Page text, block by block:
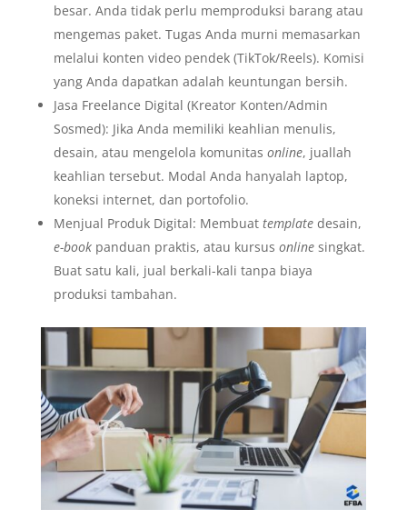
besar. Anda tidak perlu memproduksi barang atau
mengemas paket. Tugas Anda murni memasarkan
melalui konten video pendek (TikTok/Reels). Komisi
yang Anda dapatkan adalah keuntungan bersih.
Jasa Freelance Digital (Kreator Konten/Admin
Sosmed): Jika Anda memiliki keahlian menulis,
desain, atau mengelola komunitas online, juallah
keahlian tersebut. Modal Anda hanyalah laptop,
koneksi internet, dan portofolio.
Menjual Produk Digital: Membuat templatedesain,
e-bookpanduan praktis, atau kursus onlinesingkat.
Buat satu kali, jual berkali-kali tanpa biaya
produksi tambahan.